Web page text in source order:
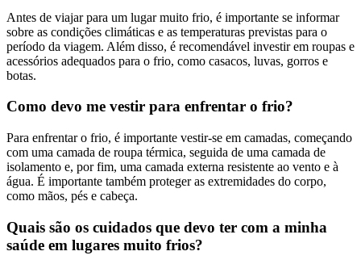
Antes de viajar para um lugar muito frio, é importante se informar
sobre as condições climáticas e as temperaturas previstas para o
período da viagem. Além disso, é recomendável investir em roupas e
acessórios adequados para o frio, como casacos, luvas, gorros e
botas.
Como devo me vestir para enfrentar o frio?
Para enfrentar o frio, é importante vestir-se em camadas, começando
com uma camada de roupa térmica, seguida de uma camada de
isolamento e, por fim, uma camada externa resistente ao vento e à
água. É importante também proteger as extremidades do corpo,
como mãos, pés e cabeça.
Quais são os cuidados que devo ter com a minha
saúde em lugares muito frios?